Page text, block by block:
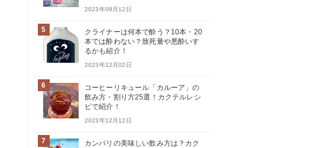
2023年09月12日
5
クライナーは何本で酔う？10本・20
本では酔わない？致死量や悪酔いす
るかも紹介！
2023年12月02日
6
コーヒーリキュール「カルーア」の
飲み方・割り方25選！カクテルレシ
ピで紹介！
2023年12月12日
7
カンパリの美味しい飲み方は？カク